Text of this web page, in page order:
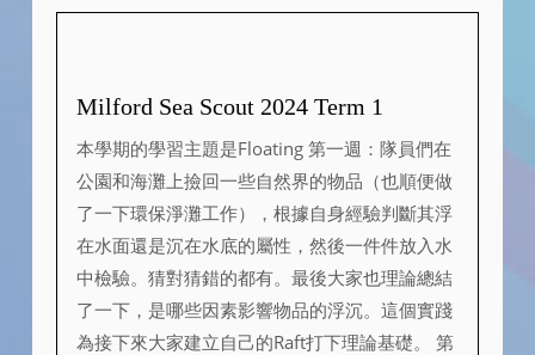
Milford Sea Scout 2024 Term 1
本學期的學習主題是Floating 第一週：隊員們在
公園和海灘上撿回一些自然界的物品（也順便做
了一下環保淨灘工作），根據自身經驗判斷其浮
在水面還是沉在水底的屬性，然後一件件放入水
中檢驗。猜對猜錯的都有。最後大家也理論總結
了一下，是哪些因素影響物品的浮沉。這個實踐
為接下來大家建立自己的Raft打下理論基礎。 第